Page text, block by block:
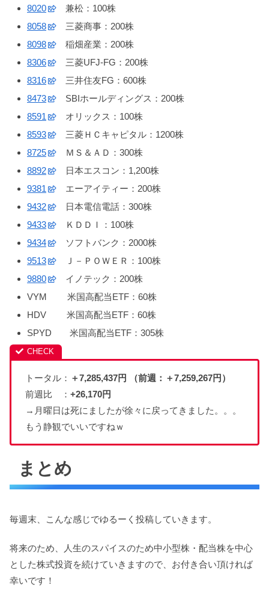
8020
兼松：100株
8058
三菱商事：200株
8098
稲畑産業：200株
8306
三菱UFJ-FG：200株
8316
三井住友FG：600株
8473
SBIホールディングス：200株
8591
オリックス：100株
8593
三菱ＨＣキャピタル：1200株
8725
ＭＳ＆ＡＤ：300株
8892
日本エスコン：1,200株
9381
エーアイティー：200株
9432
日本電信電話：300株
9433
ＫＤＤＩ：100株
9434
ソフトバンク：2000株
9513
Ｊ－ＰＯＷＥＲ：100株
9880
イノテック：200株
VYM 米国高配当ETF：60株
HDV 米国高配当ETF：60株
SPYD 米国高配当ETF：305株
トータル： ＋7,285,437円 （前週：＋7,259,267円）
前週比 ： +26,170円
→月曜日は死にましたが徐々に戻ってきました。。。
もう静観でいいですねｗ
まとめ
毎週末、こんな感じでゆるーく投稿していきます。
将来のため、人生のスパイスのため中小型株・配当株を中心
とした株式投資を続けていきますので、お付き合い頂ければ
幸いです！